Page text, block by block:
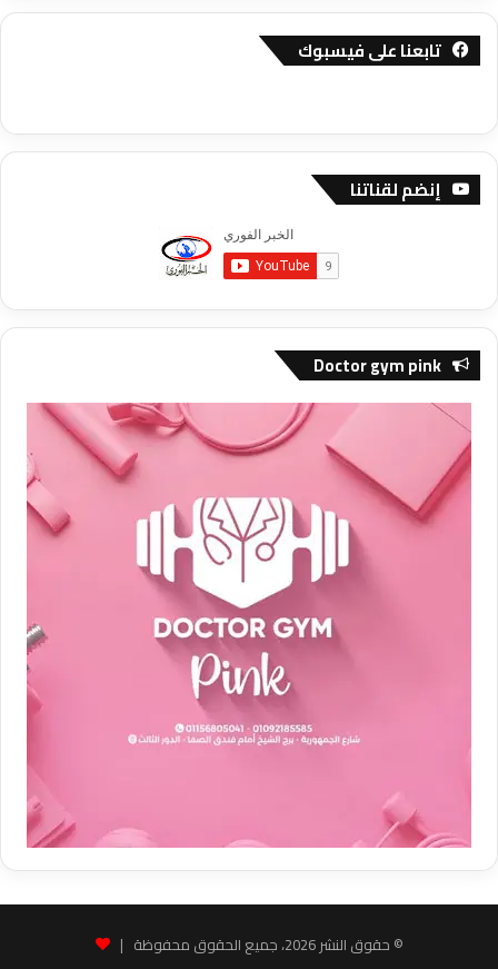
تابعنا على فيسبوك
إنضم لقناتنا
Doctor gym pink
© حقوق النشر 2026، جميع الحقوق محفوظة |